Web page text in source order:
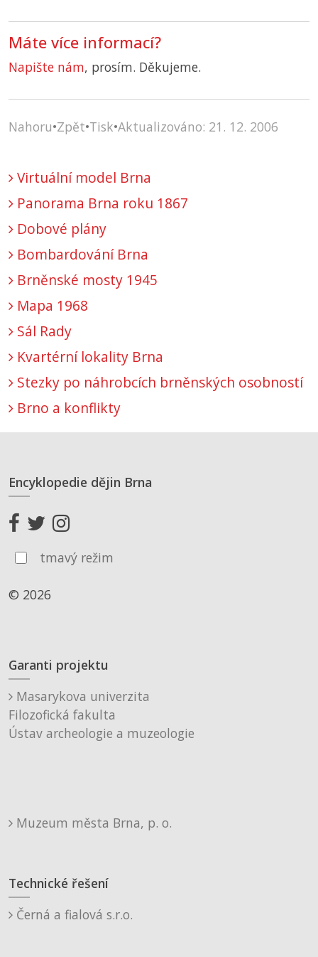
Máte více informací?
Napište nám, prosím. Děkujeme.
Nahoru•Zpět•Tisk•Aktualizováno: 21. 12. 2006
Virtuální model Brna
Panorama Brna roku 1867
Dobové plány
Bombardování Brna
Brněnské mosty 1945
Mapa 1968
Sál Rady
Kvartérní lokality Brna
Stezky po náhrobcích brněnských osobností
Brno a konflikty
Encyklopedie dějin Brna
tmavý režim
© 2026
Garanti projektu
Masarykova univerzita
Filozofická fakulta
Ústav archeologie a muzeologie
Muzeum města Brna, p. o.
Technické řešení
Černá a fialová s.r.o.